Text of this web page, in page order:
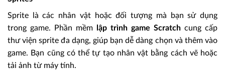
Sprite là các nhân vật hoặc đối tượng mà bạn sử dụng
trong game. Phần mềm
lập trình game Scratch cung cấp
thư viện sprite đa dạng, giúp bạn dễ dàng chọn và thêm vào
game. Bạn cũng có thể tự tạo nhân vật bằng cách vẽ hoặc
tải ảnh từ máy tính.